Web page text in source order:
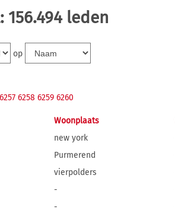
leden
op
6257 6258 6259 6260
Woonplaats
new york
Purmerend
vierpolders
-
-